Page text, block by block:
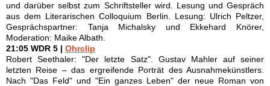
und darüber selbst zum Schriftsteller wird. Lesung und Gespräch
aus dem Literarischen Colloquium Berlin. Lesung: Ulrich Peltzer,
Gesprächspartner: Tanja Michalsky und Ekkehard Knörer,
Moderation: Maike Albath.
21:05 WDR 5 | Ohrclip
Robert Seethaler: "Der letzte Satz". Gustav Mahler auf seiner
letzten Reise – das ergreifende Porträt des Ausnahmekünstlers.
Nach "Das Feld" und "Ein ganzes Leben" der neue Roman von